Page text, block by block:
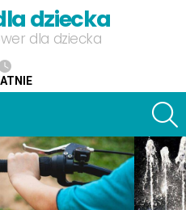
dziecka
dla dziecka